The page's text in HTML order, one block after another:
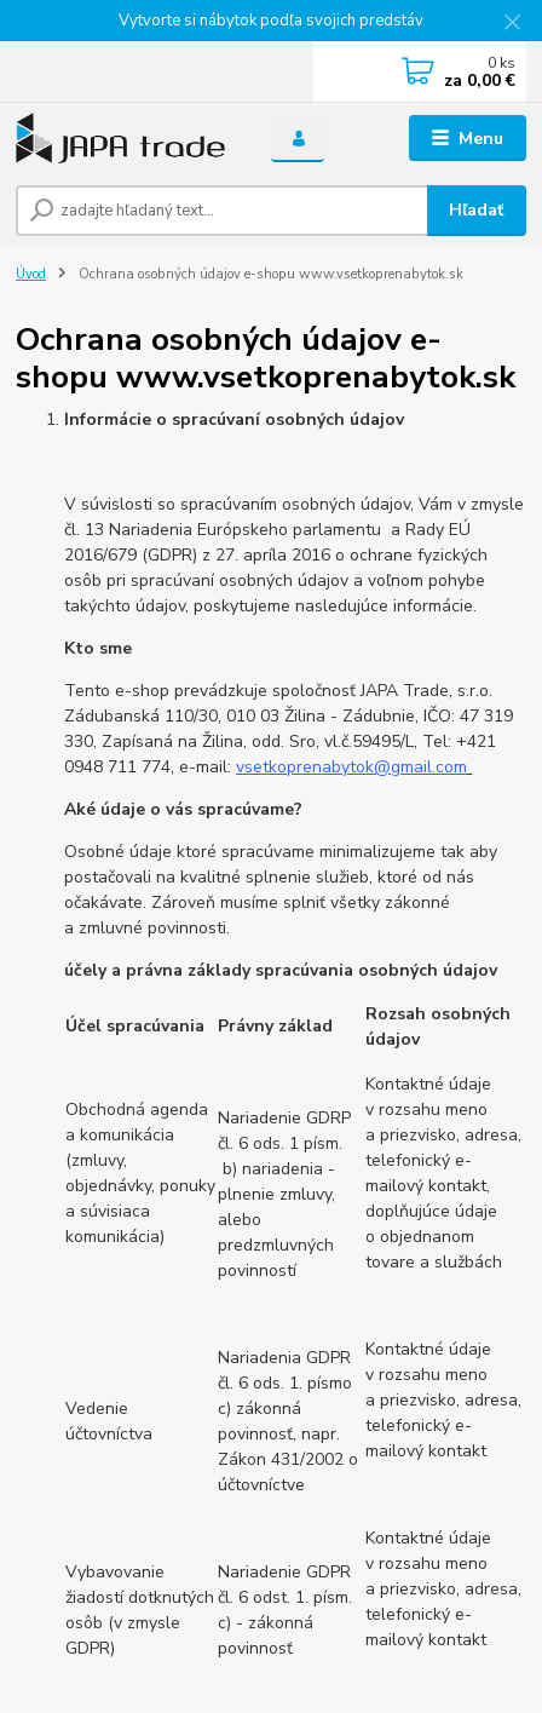
Vytvorte si nábytok podľa svojich predstáv
Menu
Hľadať
0 ks
za 0,00 €
Úvod Ochrana osobných údajov e-shopu www.vsetkoprenabytok.sk
Ochrana osobných údajov e-
shopu www.vsetkoprenabytok.sk
Informácie o spracúvaní osobných údajov
V súvislosti so spracúvaním osobných údajov, Vám v zmysle
čl. 13 Nariadenia Európskeho parlamentu a Rady EÚ
2016/679 (GDPR) z 27. apríla 2016 o ochrane fyzických
osôb pri spracúvaní osobných údajov a voľnom pohybe
takýchto údajov, poskytujeme nasledujúce informácie.
Kto sme
Tento e-shop prevádzkuje spoločnosť JAPA Trade, s.r.o.
Zádubanská 110/30, 010 03 Žilina - Zádubnie, IČO: 47 319
330, Zapísaná na Žilina, odd. Sro, vl.č.59495/L, Tel: +421
0948 711 774, e-mail:vsetkoprenabytok@gmail.com
Aké údaje o vás spracúvame?
Osobné údaje ktoré spracúvame minimalizujeme tak aby
postačovali na kvalitné splnenie služieb, ktoré od nás
očakávate. Zároveň musíme splniť všetky zákonné
a zmluvné povinnosti.
účely a právna základy spracúvania osobných údajov
Účel spracúvania Právny základ
Rozsah osobných
údajov
Obchodná agenda
a komunikácia
(zmluvy,
objednávky, ponuky
a súvisiaca
komunikácia)
Nariadenie GDRP
čl. 6 ods. 1 písm.
b) nariadenia -
plnenie zmluvy,
alebo
predzmluvných
povinností
Kontaktné údaje
v rozsahu meno
a priezvisko, adresa,
telefonický e-
mailový kontakt,
doplňujúce údaje
o objednanom
tovare a službách
Vedenie
účtovníctva
Nariadenia GDPR
čl. 6 ods. 1. písmo
c) zákonná
povinnosť, napr.
Zákon 431/2002 o
účtovníctve
Kontaktné údaje
v rozsahu meno
a priezvisko, adresa,
telefonický e-
mailový kontakt
Vybavovanie
žiadostí dotknutých
osôb (v zmysle
GDPR)
Nariadenie GDPR
čl. 6 odst. 1. písm.
c) - zákonná
povinnosť
Kontaktné údaje
v rozsahu meno
a priezvisko, adresa,
telefonický e-
mailový kontakt